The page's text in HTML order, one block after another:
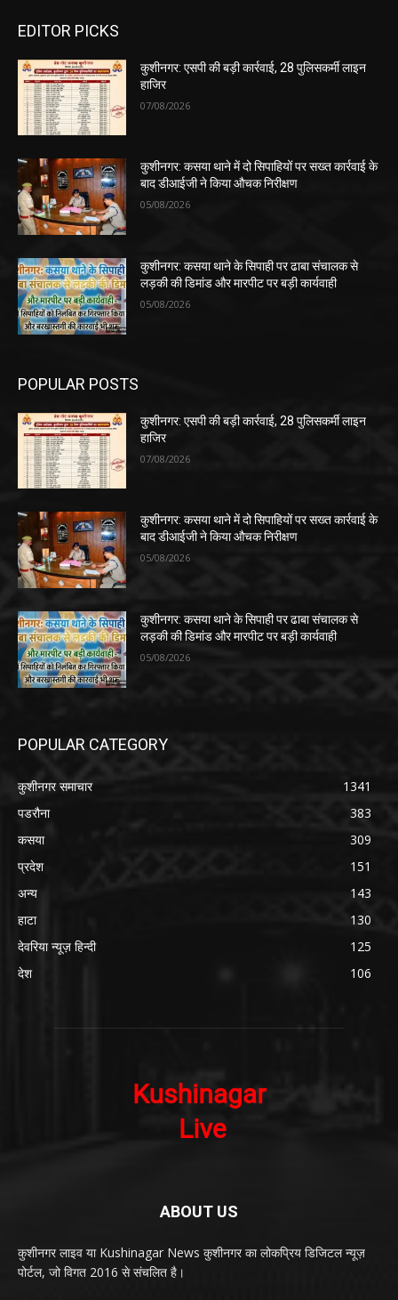
EDITOR PICKS
कुशीनगर: एसपी की बड़ी कार्रवाई, 28 पुलिसकर्मी लाइन
हाजिर
07/08/2026
कुशीनगर: कसया थाने में दो सिपाहियों पर सख्त कार्रवाई के
बाद डीआईजी ने किया औचक निरीक्षण
05/08/2026
कुशीनगर: कसया थाने के सिपाही पर ढाबा संचालक से
लड़की की डिमांड और मारपीट पर बड़ी कार्यवाही
05/08/2026
POPULAR POSTS
कुशीनगर: एसपी की बड़ी कार्रवाई, 28 पुलिसकर्मी लाइन
हाजिर
07/08/2026
कुशीनगर: कसया थाने में दो सिपाहियों पर सख्त कार्रवाई के
बाद डीआईजी ने किया औचक निरीक्षण
05/08/2026
कुशीनगर: कसया थाने के सिपाही पर ढाबा संचालक से
लड़की की डिमांड और मारपीट पर बड़ी कार्यवाही
05/08/2026
POPULAR CATEGORY
कुशीनगर समाचार
1341
पडरौना
383
कसया
309
प्रदेश
151
अन्य
143
हाटा
130
देवरिया न्यूज़ हिन्दी
125
देश
106
ABOUT US
कुशीनगर लाइव या Kushinagar News कुशीनगर का लोकप्रिय डिजिटल न्यूज़
पोर्टल, जो विगत 2016 से संचलित है।